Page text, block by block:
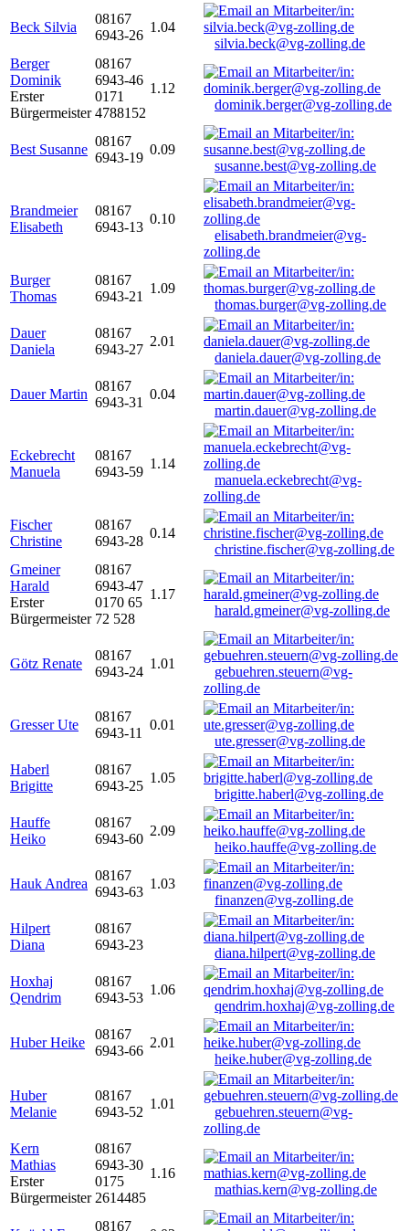
Beck Silvia
08167
6943-26
1.04
silvia.beck@vg-zolling.de
Berger
Dominik
Erster
Bürgermeister
08167
6943-46
0171
4788152
1.12
dominik.berger@vg-zolling.de
Best Susanne
08167
6943-19
0.09
susanne.best@vg-zolling.de
Brandmeier
Elisabeth
08167
6943-13
0.10
elisabeth.brandmeier@vg-
zolling.de
Burger
Thomas
08167
6943-21
1.09
thomas.burger@vg-zolling.de
Dauer
Daniela
08167
6943-27
2.01
daniela.dauer@vg-zolling.de
Dauer Martin
08167
6943-31
0.04
martin.dauer@vg-zolling.de
Eckebrecht
Manuela
08167
6943-59
1.14
manuela.eckebrecht@vg-
zolling.de
Fischer
Christine
08167
6943-28
0.14
christine.fischer@vg-zolling.de
Gmeiner
Harald
Erster
Bürgermeister
08167
6943-47
0170 65
72 528
1.17
harald.gmeiner@vg-zolling.de
Götz Renate
08167
6943-24
1.01
gebuehren.steuern@vg-
zolling.de
Gresser Ute
08167
6943-11
0.01
ute.gresser@vg-zolling.de
Haberl
Brigitte
08167
6943-25
1.05
brigitte.haberl@vg-zolling.de
Hauffe
Heiko
08167
6943-60
2.09
heiko.hauffe@vg-zolling.de
Hauk Andrea
08167
6943-63
1.03
finanzen@vg-zolling.de
Hilpert
Diana
08167
6943-23
diana.hilpert@vg-zolling.de
Hoxhaj
Qendrim
08167
6943-53
1.06
qendrim.hoxhaj@vg-zolling.de
Huber Heike
08167
6943-66
2.01
heike.huber@vg-zolling.de
Huber
Melanie
08167
6943-52
1.01
gebuehren.steuern@vg-
zolling.de
Kern
Mathias
Erster
Bürgermeister
08167
6943-30
0175
2614485
1.16
mathias.kern@vg-zolling.de
08167